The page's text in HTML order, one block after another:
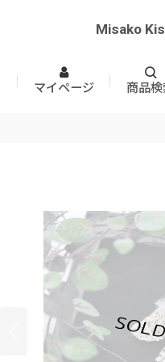
Misako
マイページ 商品検